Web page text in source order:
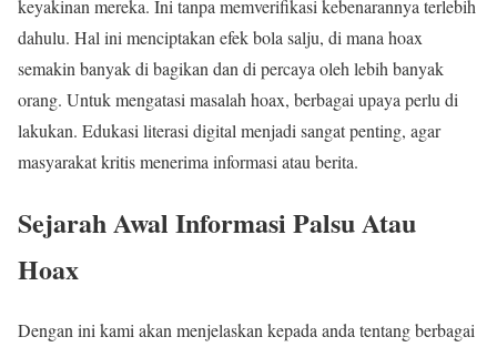
keyakinan mereka. Ini tanpa memverifikasi kebenarannya terlebih
dahulu. Hal ini menciptakan efek bola salju, di mana hoax
semakin banyak di bagikan dan di percaya oleh lebih banyak
orang. Untuk mengatasi masalah hoax, berbagai upaya perlu di
lakukan. Edukasi literasi digital menjadi sangat penting, agar
masyarakat kritis menerima informasi atau berita.
Sejarah Awal Informasi Palsu Atau
Hoax
Dengan ini kami akan menjelaskan kepada anda tentang berbagai